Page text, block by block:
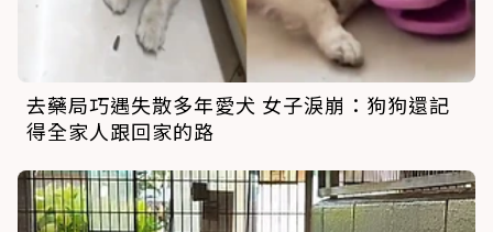
去藥局巧遇失散多年愛犬 女子淚崩：狗狗還記
得全家人跟回家的路